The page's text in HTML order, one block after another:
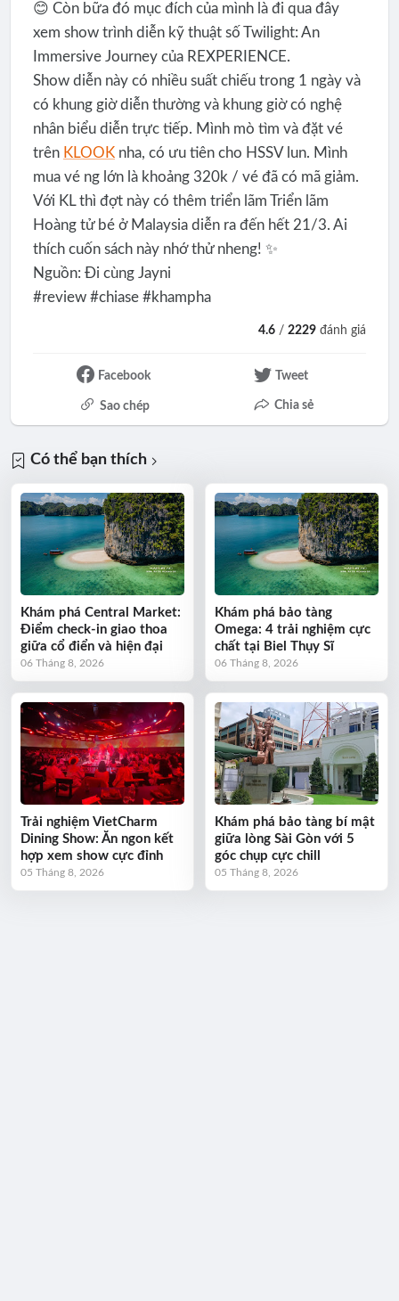
😊 Còn bữa đó mục đích của mình là đi qua đây
xem show trình diễn kỹ thuật số Twilight: An
Immersive Journey của REXPERIENCE.
Show diễn này có nhiều suất chiếu trong 1 ngày và
có khung giờ diễn thường và khung giờ có nghệ
nhân biểu diễn trực tiếp. Mình mò tìm và đặt vé
trên KLOOKnha, có ưu tiên cho HSSV lun. Mình
mua vé ng lớn là khoảng 320k / vé đã có mã giảm.
Với KL thì đợt này có thêm triển lãm Triển lãm
Hoàng tử bé ở Malaysia diễn ra đến hết 21/3. Ai
thích cuốn sách này nhớ thử nheng! ✨
Nguồn: Đi cùng Jayni
#review #chiase #khampha
4.6 /2229 đánh giá
Facebook Tweet
Sao chép Chia sẻ
Có thể bạn thích
Khám phá Central Market:
Điểm check-in giao thoa
giữa cổ điển và hiện đại
06 Tháng 8, 2026
Khám phá bảo tàng
Omega: 4 trải nghiệm cực
chất tại Biel Thụy Sĩ
06 Tháng 8, 2026
Trải nghiệm VietCharm
Dining Show: Ăn ngon kết
hợp xem show cực đỉnh
05 Tháng 8, 2026
Khám phá bảo tàng bí mật
giữa lòng Sài Gòn với 5
góc chụp cực chill
05 Tháng 8, 2026